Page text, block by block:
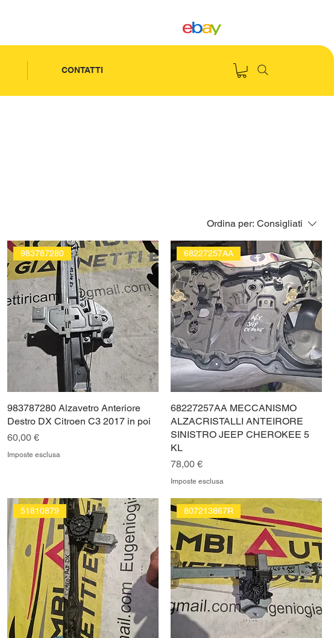
CONTATTI
Ordina per: Consigliati
983787280
983787280 Alzavetro Anteriore
Destro DX Citroen C3 2017 in poi
Prezzo
60,00 €
Imposte esclusa
68227257AA
68227257AA MECCANISMO
ALZACRISTALLI ANTEIRORE
SINISTRO JEEP CHEROKEE 5
KL
Prezzo
78,00 €
Imposte esclusa
51810879 807213867R